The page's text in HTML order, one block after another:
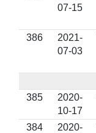
07-15
386
2021-
07-03
385
2020-
10-17
384
2020-